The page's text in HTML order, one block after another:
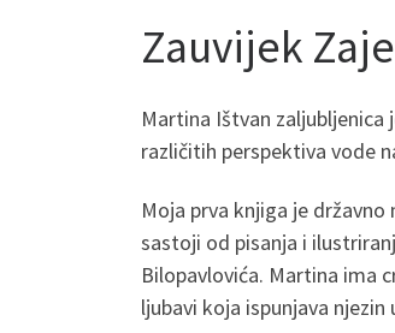
Zauvijek
Martina Ištvan zaljubljenica
različitih perspektiva vode
Moja prva knjiga je
sastoji od pisanja i
Bilopavlovića. Martina ima
ljubavi koja ispunjava